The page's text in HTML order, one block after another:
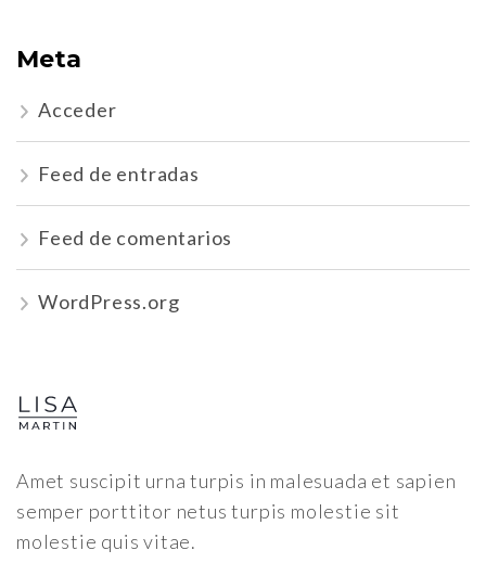
Meta
Acceder
Feed de entradas
Feed de comentarios
WordPress.org
Amet suscipit urna turpis in malesuada et sapien
semper porttitor netus turpis molestie sit
molestie quis vitae.